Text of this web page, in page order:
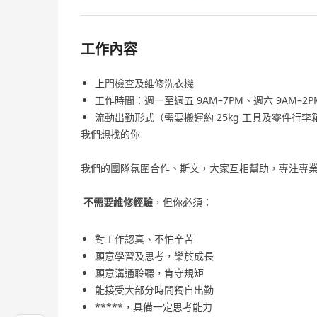
工作內容
上門檢查及維修洗衣機
工作時間：週一至週五 9AM–7PM、週六
流動出勤形式（需要搬運約 25kg 工具及零件行李
我們想找的你
我們的團隊氛圍合作、斯文，大家互相幫助，專注專
不需要維修經驗 ，但你必須：
對工作認真、不怕辛苦
願意學習及思考，樂於成長
願意溝通聆聽，肯守規矩
能接受大部分時間獨自出勤
*****，具備一定思考能力